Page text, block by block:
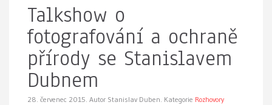
Talkshow o
fotografování a ochraně
přírody se Stanislavem
Dubnem
28. červenec 2015. Autor Stanislav Duben. Kategorie Rozhovory